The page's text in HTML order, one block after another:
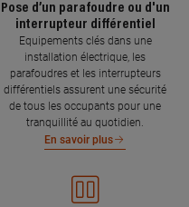
Pose d’un parafoudre ou d'un
interrupteur différentiel
Equipements clés dans une
installation électrique, les
parafoudres et les interrupteurs
différentiels assurent une sécurité
de tous les occupants pour une
tranquillité au quotidien.
En savoir plus